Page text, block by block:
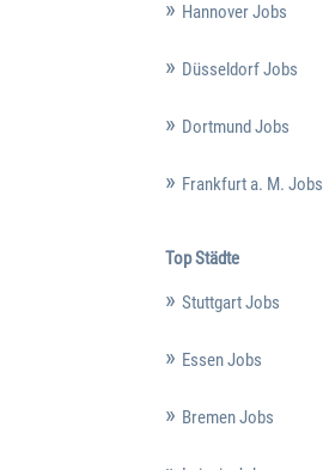
Hannover Jobs
Düsseldorf Jobs
Dortmund Jobs
Frankfurt a. M. Jobs
Top Städte
Stuttgart Jobs
Essen Jobs
Bremen Jobs